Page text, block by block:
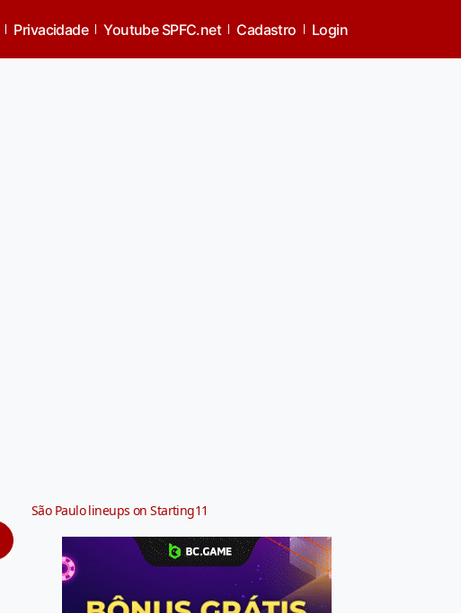
Privacidade Youtube SPFC.net Cadastro Login
São Paulo lineups on Starting11